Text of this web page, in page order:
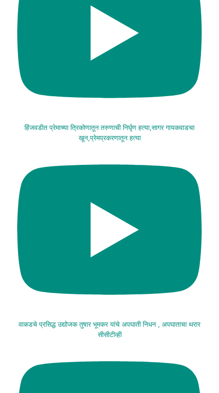
हिंजवडीत प्रेमाच्या त्रिकोणातून तरुणाची निर्घृण हत्या,सागर गायकवाडचा
खून,प्रेमप्रकरणातून हत्या
वाकडचे प्रसिद्ध उद्योजक तुषार भूमकर यांचे अपघाती निधन , अपघाताचा थरार
सीसीटीव्ही